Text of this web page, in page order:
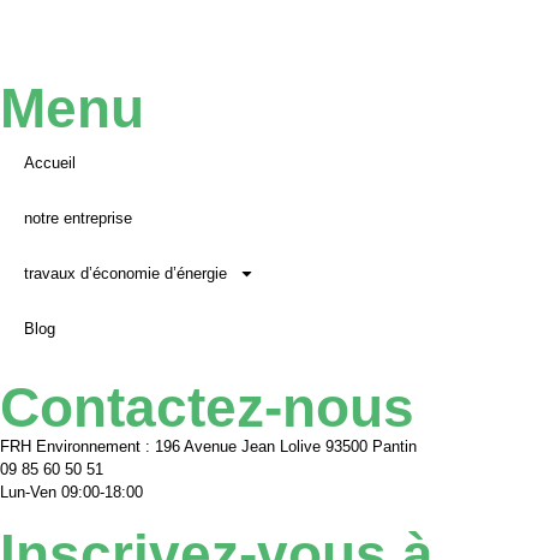
Menu
Accueil
notre entreprise
travaux d’économie d’énergie
Blog
Contactez-nous
FRH Environnement : 196 Avenue Jean Lolive 93500 Pantin
09 85 60 50 51
Lun-Ven 09:00-18:00